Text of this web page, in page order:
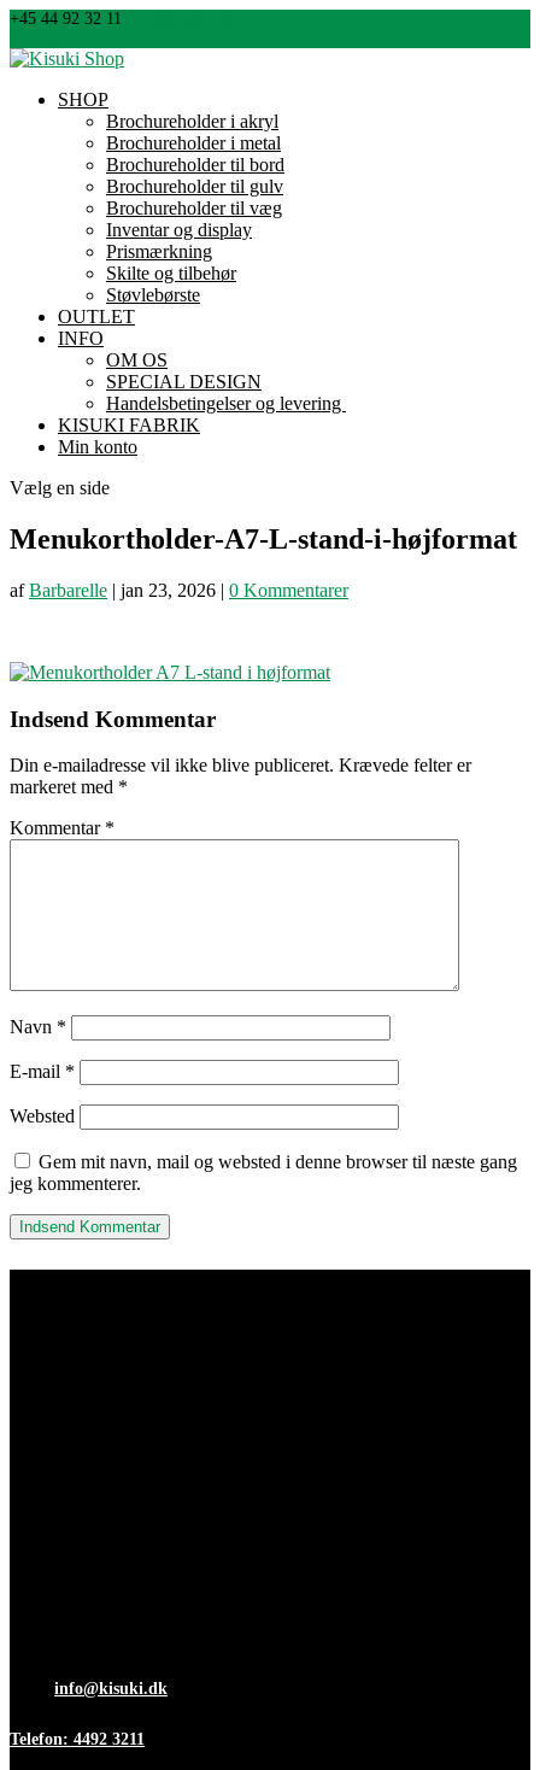
+45 44 92 32 11
SHOP
Brochureholder i akryl
Brochureholder i metal
Brochureholder til bord
Brochureholder til gulv
Brochureholder til væg
Inventar og display
Prismærkning
Skilte og tilbehør
Støvlebørste
OUTLET
INFO
OM OS
SPECIAL DESIGN
Handelsbetingelser og levering
KISUKI FABRIK
Min konto
Vælg en side
Menukortholder-A7-L-stand-i-højformat
afBarbarelle | jan 23, 2026 | 0 Kommentarer
Indsend Kommentar
Din e-mailadresse vil ikke blive publiceret. Krævede felter er
markeret med *
Kommentar *
Navn *
E-mail *
Websted
Gem mit navn, mail og websted i denne browser til næste gang
jeg kommenterer.
info@kisuki.dk
Telefon: 4492 3211